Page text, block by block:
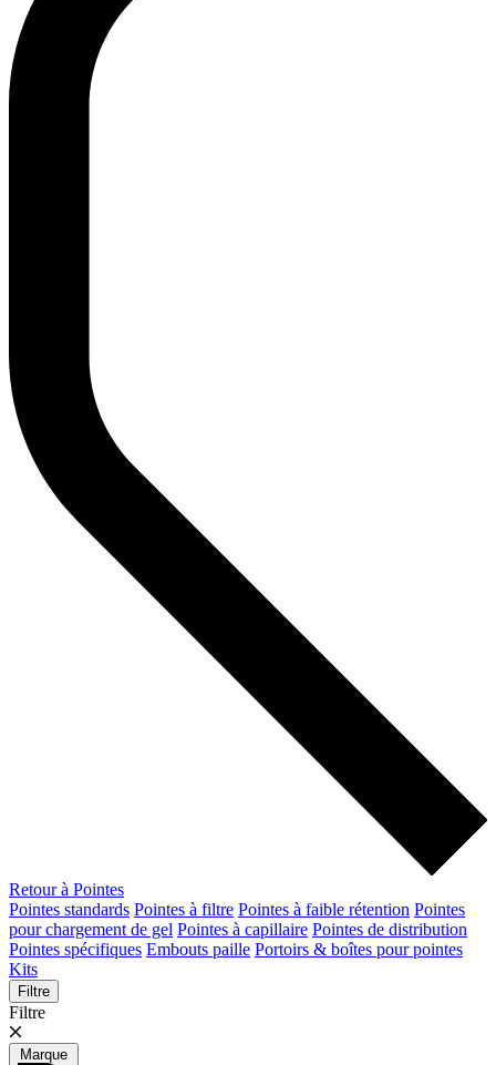
Retour à Pointes
Pointes standards Pointes à filtre Pointes à faible rétention Pointes
pour chargement de gel Pointes à capillaire Pointes de distribution
Pointes spécifiques Embouts paille Portoirs & boîtes pour pointes
Kits
Filtre
Filtre
Marque